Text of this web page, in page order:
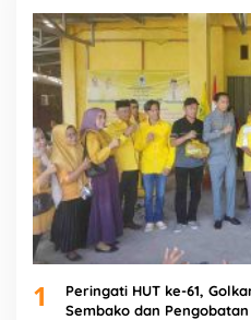
1
Peringati HUT ke-61,
Sembako dan